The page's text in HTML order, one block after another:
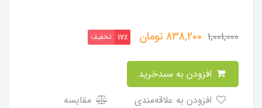
1,001,000
838,200تومان 17٪ تخفیف
مقایسه